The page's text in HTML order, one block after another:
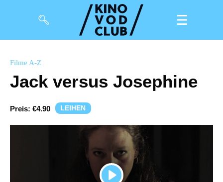
Magazin
Kuratierungen
So geht’s
Filmpakete
Filme A-Z
Jack versus Josephine
Preis: €4.90 LEIHEN